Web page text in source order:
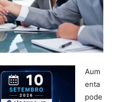
Aum
enta
pode